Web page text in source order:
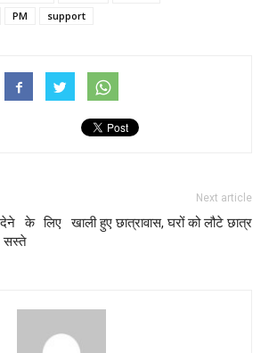
PM support
देने के लिए
सस्ते
Next article
खाली हुए छात्रावास, घरों को लौटे छात्र